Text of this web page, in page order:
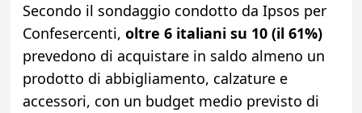
Secondo il sondaggio condotto da Ipsos per
Confesercenti, oltre 6 italiani su 10 (il 61%)
prevedono di acquistare in saldo almeno un
prodotto di abbigliamento, calzature e
accessori, con un budget medio previsto di